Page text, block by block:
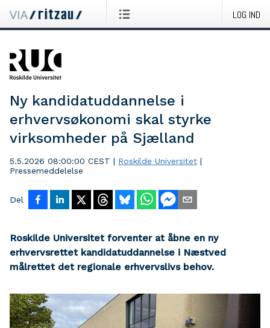
LOG IND
Ny kandidatuddannelse i
erhvervsøkonomi skal styrke
virksomheder på Sjælland
5.5.2026 08:00:00 CEST | Roskilde Universitet |
Pressemeddelelse
Del
Roskilde Universitet forventer at åbne en ny
erhvervsrettet kandidatuddannelse i Næstved
målrettet det regionale erhvervslivs behov.